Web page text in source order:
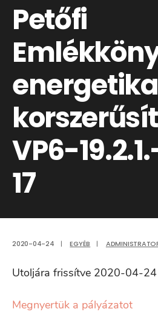
Petőfi
VP6-
17
2020-04-24 | EGYÉB |
Utoljára frissítve 2020-04-24
Megnyertük a pályázatot